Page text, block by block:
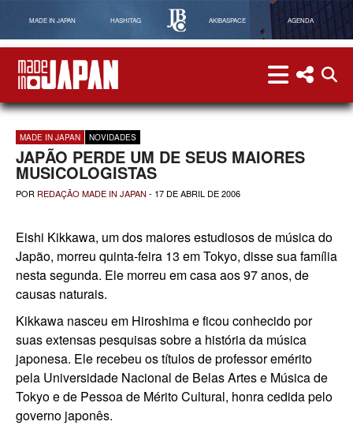
MADE IN JAPAN HASHITAG AKIBASPACE AGENDA
menu menu
MADE IN JAPAN NOVIDADES
JAPÃO PERDE UM DE SEUS MAIORES
MUSICOLOGISTAS
POR REDAÇÃO MADE IN JAPAN - 17 DE ABRIL DE 2006
Eishi Kikkawa, um dos maiores estudiosos de música do
Japão, morreu quinta-feira 13 em Tokyo, disse sua família
nesta segunda. Ele morreu em casa aos 97 anos, de
causas naturais.
Kikkawa nasceu em Hiroshima e ficou conhecido por
suas extensas pesquisas sobre a história da música
japonesa. Ele recebeu os títulos de professor emérito
pela Universidade Nacional de Belas Artes e Música de
Tokyo e de Pessoa de Mérito Cultural, honra cedida pelo
governo japonês.